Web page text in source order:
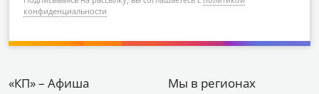
конфиденциальности
«КП» – Афиша Мы в регионах